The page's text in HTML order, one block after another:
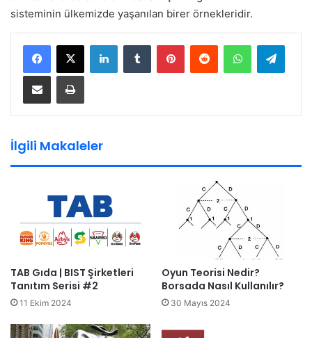
sisteminin ülkemizde yaşanılan birer örnekleridir.
LinkedInTumblr PinterestReddit WhatsApp
E-Posta ile paylaş Yazdır
İlgili Makaleler
TAB Gıda | BIST Şirketleri
Tanıtım Serisi #2
11 Ekim 2024
Oyun Teorisi Nedir?
Borsada Nasıl Kullanılır?
30 Mayıs 2024